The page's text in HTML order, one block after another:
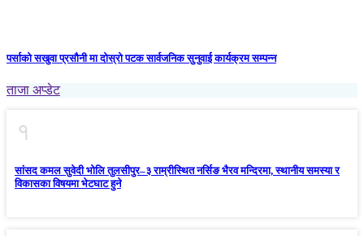
पर्साको सखुवा प्रसौनी मा दोस्रो पटक सार्वजनिक सुनुवाई कार्यक्रम सम्पन्न
ताजा अप्डेट
१
सांसद कमल सुवेदी भोलि तुलसीपुर–३ राम्रीस्थित नर्सिङ भैरव मन्दिरमा, स्थानीय समस्या र
विकासका विषयमा भेटघाट हुने